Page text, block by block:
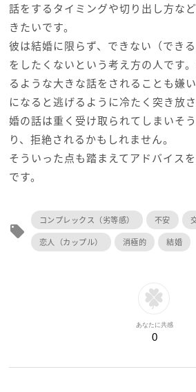
話をするタイミングや切り出し方な
きたいです。
彼は結婚に限らず、できない（でき
をしたくないという考え方の人です
るような大きな話をされることも嫌
になると逃げるように冷たく突き放
婚の話は重く受け取られてしまいそ
り、拒絶されるかもしれません。
そういった点も踏まえてアドバイス
です。
local_offer
コンプレックス（劣等感） 不安
恋人（カップル）
消極的 結婚
あなたに共感
0